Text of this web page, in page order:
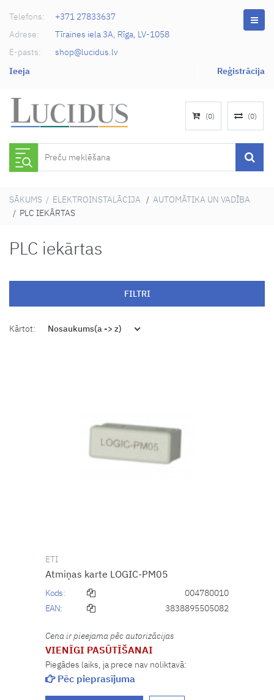
Telefons:
+371 27833637
Adrese:
Tīraines iela 3A, Rīga, LV-1058
E-pasts:
shop@lucidus.lv
Ieeja
Reģistrācija
(0) (0)
SĀKUMS / ELEKTROINSTALĀCIJA / AUTOMĀTIKA UN VADĪBA
/ PLC IEKĀRTAS
PLC iekārtas
FILTRI
Kārtot: Nosaukums(a -> z)
ETI
Atmiņas karte LOGIC-PM05
Kods:
004780010
EAN:
3838895505082
Cena ir pieejama pēc autorizācijas
VIENĪGI PASŪTĪŠANAI
Piegādes laiks, ja prece nav noliktavā:
Pēc pieprasījuma